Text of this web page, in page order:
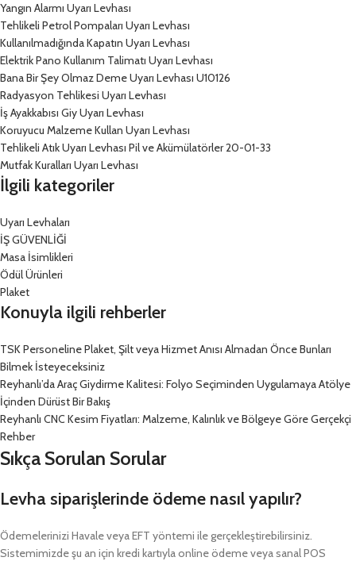
Yangın Alarmı Uyarı Levhası
Tehlikeli Petrol Pompaları Uyarı Levhası
Kullanılmadığında Kapatın Uyarı Levhası
Elektrik Pano Kullanım Talimatı Uyarı Levhası
Bana Bir Şey Olmaz Deme Uyarı Levhası U10126
Radyasyon Tehlikesi Uyarı Levhası
İş Ayakkabısı Giy Uyarı Levhası
Koruyucu Malzeme Kullan Uyarı Levhası
Tehlikeli Atık Uyarı Levhası Pil ve Akümülatörler 20-01-33
Mutfak Kuralları Uyarı Levhası
İlgili kategoriler
Uyarı Levhaları
İŞ GÜVENLİĞİ
Masa İsimlikleri
Ödül Ürünleri
Plaket
Konuyla ilgili rehberler
TSK Personeline Plaket, Şilt veya Hizmet Anısı Almadan Önce Bunları
Bilmek İsteyeceksiniz
Reyhanlı’da Araç Giydirme Kalitesi: Folyo Seçiminden Uygulamaya Atölye
İçinden Dürüst Bir Bakış
Reyhanlı CNC Kesim Fiyatları: Malzeme, Kalınlık ve Bölgeye Göre Gerçekçi
Rehber
Sıkça Sorulan Sorular
Levha siparişlerinde ödeme nasıl yapılır?
Ödemelerinizi Havale veya EFT yöntemi ile gerçekleştirebilirsiniz.
Sistemimizde şu an için kredi kartıyla online ödeme veya sanal POS